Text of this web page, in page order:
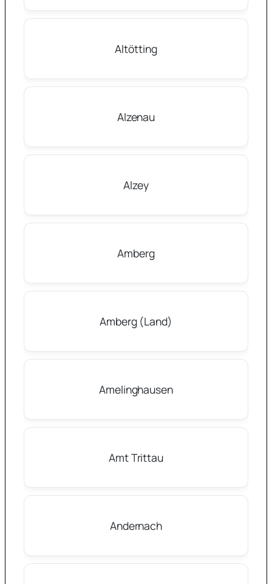
Altötting
Alzenau
Alzey
Amberg
Amberg (Land)
Amelinghausen
Amt Trittau
Andernach